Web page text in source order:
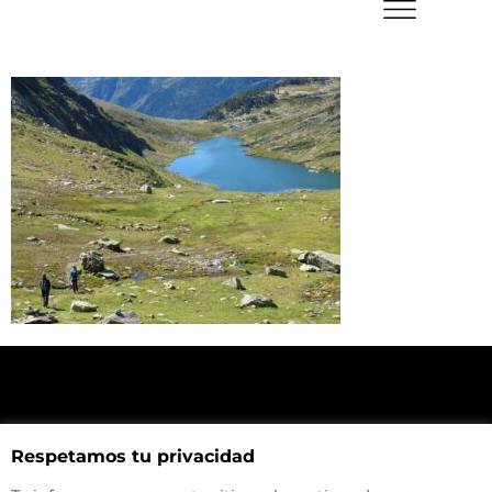
Haz click aquí y mira como llegar a la tienda
Respetamos tu privacidad